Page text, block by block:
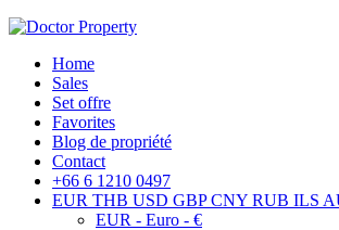
Home
Sales
Set offre
Favorites
Blog de propriété
Contact
+66 6 1210 0497
EUR THB USD GBP CNY RUB ILS
EUR - Euro - €